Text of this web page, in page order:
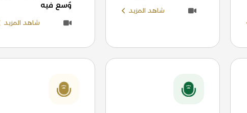
شاهد المزيد
وُسع فيه
شاهد المزيد